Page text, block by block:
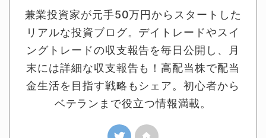
兼業投資家が元手50万円からスタートした
リアルな投資ブログ。デイトレードやスイ
ングトレードの収支報告を毎日公開し、月
末には詳細な収支報告も！高配当株で配当
金生活を目指す戦略もシェア。初心者から
ベテランまで役立つ情報満載。